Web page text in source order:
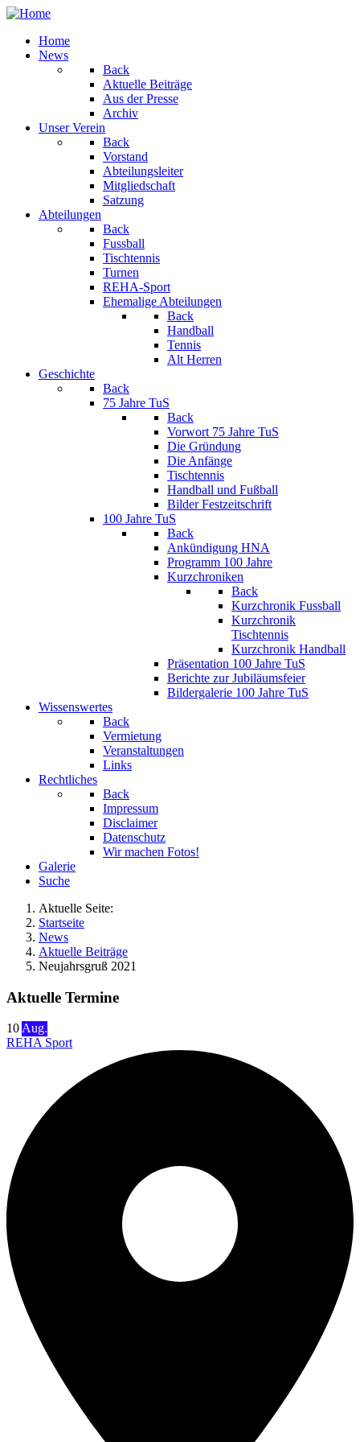
Home
News
Back
Aktuelle Beiträge
Aus der Presse
Archiv
Unser Verein
Back
Vorstand
Abteilungsleiter
Mitgliedschaft
Satzung
Abteilungen
Back
Fussball
Tischtennis
Turnen
REHA-Sport
Ehemalige Abteilungen
Back
Handball
Tennis
Alt Herren
Geschichte
Back
75 Jahre TuS
Back
Vorwort 75 Jahre TuS
Die Gründung
Die Anfänge
Tischtennis
Handball und Fußball
Bilder Festzeitschrift
100 Jahre TuS
Back
Ankündigung HNA
Programm 100 Jahre
Kurzchroniken
Back
Kurzchronik Fussball
Kurzchronik
Tischtennis
Kurzchronik Handball
Präsentation 100 Jahre TuS
Berichte zur Jubiläumsfeier
Bildergalerie 100 Jahre TuS
Wissenswertes
Back
Vermietung
Veranstaltungen
Links
Rechtliches
Back
Impressum
Disclaimer
Datenschutz
Wir machen Fotos!
Galerie
Suche
Aktuelle Seite:
Startseite
News
Aktuelle Beiträge
Neujahrsgruß 2021
Aktuelle Termine
10Aug.
REHA Sport